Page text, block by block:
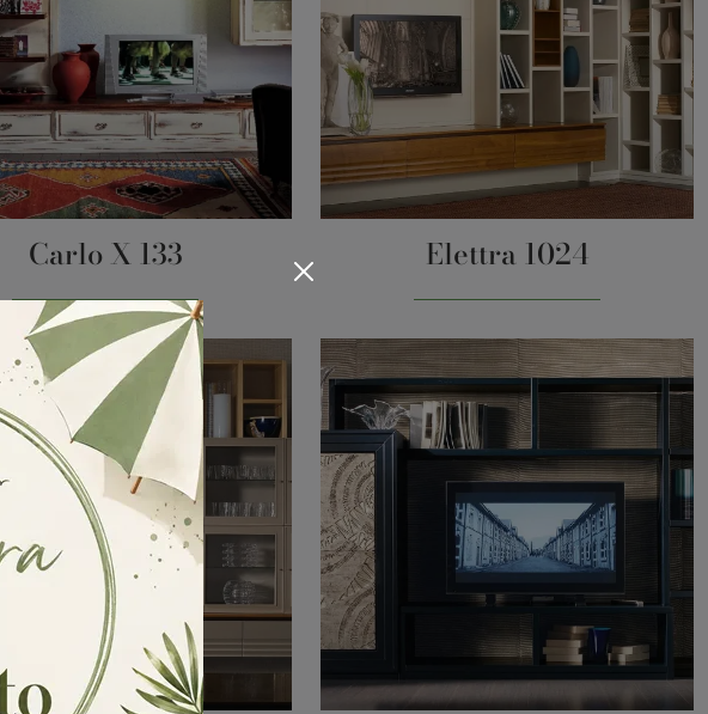
Carlo X 133 Elettra 1024